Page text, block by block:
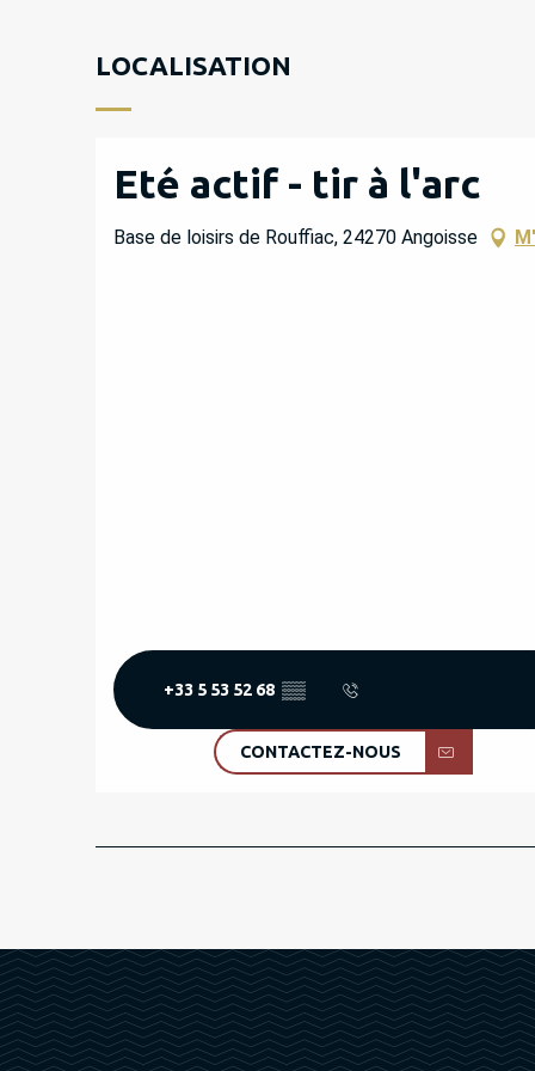
LOCALISATION
Eté actif - tir à l'arc
Base de loisirs de Rouffiac, 24270 Angoisse
+33 5 53 52 68 ▒▒
CONTACTEZ-NOUS